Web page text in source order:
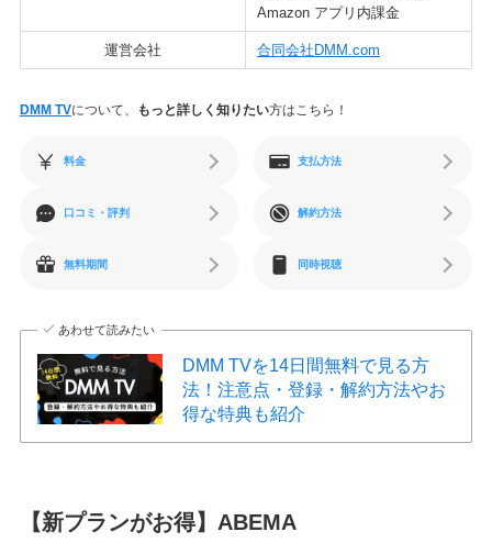
Amazon アプリ内課金
運営会社 合同会社DMM.com
DMM TVについて、 もっと詳しく知りたい方はこちら！
料金 支払方法
口コミ・評判 解約方法
無料期間 同時視聴
あわせて読みたい
DMM TVを14日間無料で見る方
法！注意点・登録・解約方法やお
得な特典も紹介
【新プランがお得】ABEMA